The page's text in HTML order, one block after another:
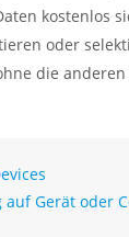
kostenlos
oder
die anderen
auf Gerät oder